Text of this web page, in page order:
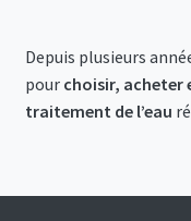
Depuis plusieurs
pour choisir, acheter
traitement de l’eau